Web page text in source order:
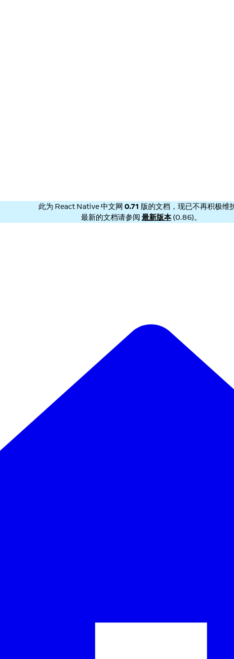
此为 React Native 中文网 0.71 版的文档，现已不再积极维
最新的文档请参阅 最新版本(0.86)。